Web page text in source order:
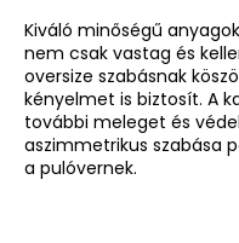
Kiváló minőségű
nem csak vastag és
oversize szabásnak
kényelmet is biztosít. A
további meleget és
aszimmetrikus szabása
a pulóvernek.